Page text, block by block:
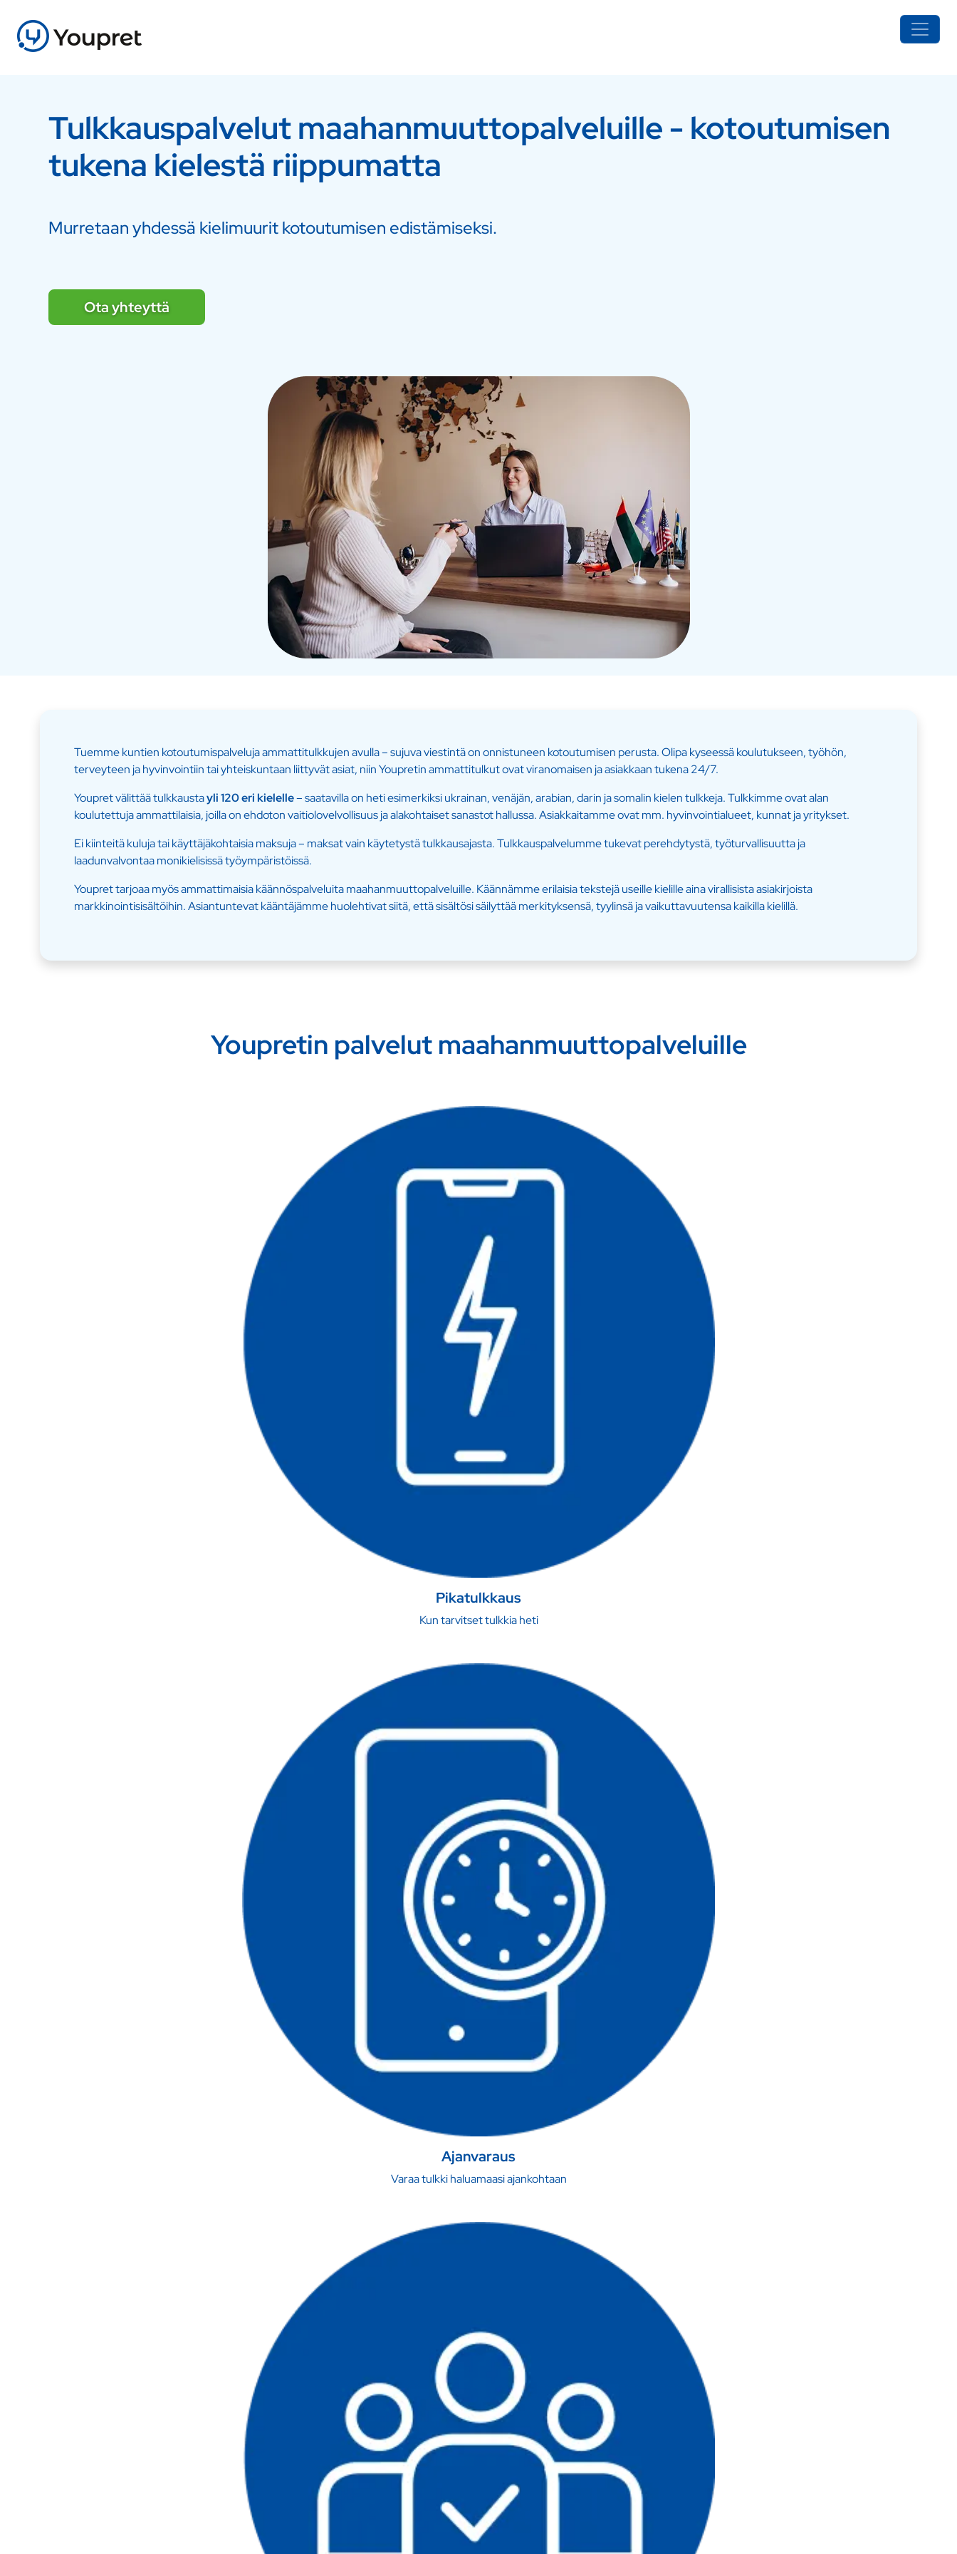
Tulkkauspalvelut maahanmuuttopalveluille - kotoutumisen
tukena kielestä riippumatta
Murretaan yhdessä kielimuurit kotoutumisen edistämiseksi.
Ota yhteyttä
Tuemme kuntien kotoutumispalveluja ammattitulkkujen avulla – sujuva viestintä on onnistuneen kotoutumisen perusta. Olipa kyseessä koulutukseen, työhön,
terveyteen ja hyvinvointiin tai yhteiskuntaan liittyvät asiat, niin Youpretin ammattitulkut ovat viranomaisen ja asiakkaan tukena 24/7.
Youpret välittää tulkkaustayli 120 eri kielelle– saatavilla on heti esimerkiksi ukrainan, venäjän, arabian, darin ja somalin kielen tulkkeja. Tulkkimme ovat alan
koulutettuja ammattilaisia, joilla on ehdoton vaitiolovelvollisuus ja alakohtaiset sanastot hallussa. Asiakkaitamme ovat mm. hyvinvointialueet, kunnat ja yritykset.
Ei kiinteitä kuluja tai käyttäjäkohtaisia maksuja – maksat vain käytetystä tulkkausajasta. Tulkkauspalvelumme tukevat perehdytystä, työturvallisuutta ja
laadunvalvontaa monikielisissä työympäristöissä.
Youpret tarjoaa myös ammattimaisia käännöspalveluita maahanmuuttopalveluille. Käännämme erilaisia tekstejä useille kielille aina virallisista asiakirjoista
markkinointisisältöihin. Asiantuntevat kääntäjämme huolehtivat siitä, että sisältösi säilyttää merkityksensä, tyylinsä ja vaikuttavuutensa kaikilla kielillä.
Youpretin palvelut maahanmuuttopalveluille
Pikatulkkaus
Kun tarvitset tulkkia heti
Ajanvaraus
Varaa tulkki haluamaasi ajankohtaan